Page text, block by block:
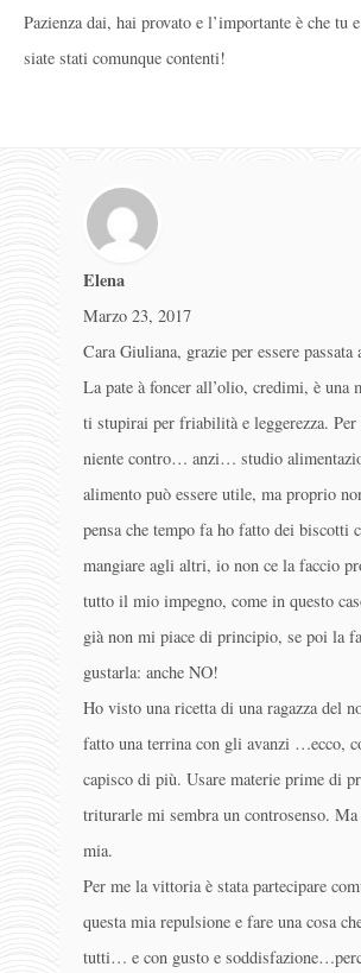
Pazienza dai, hai provato e l’importante è che tu
siate stati comunque contenti!
Elena
Marzo 23, 2017
Cara Giuliana, grazie per essere passata
La pate à foncer all’olio, credimi, è una
ti stupirai per friabilità e leggerezza.
niente contro… anzi… studio
alimento può essere utile, ma proprio
pensa che tempo fa ho fatto dei
mangiare agli altri, io non ce la faccio
tutto il mio impegno, come in questo
già non mi piace di principio, se poi la
gustarla: anche NO!
Ho visto una ricetta di una ragazza del
fatto una terrina con gli avanzi …ecco,
capisco di più. Usare materie prime di
triturarle mi sembra un controsenso.
mia.
Per me la vittoria è stata partecipare
questa mia repulsione e fare una cosa
tutti… e con gusto e